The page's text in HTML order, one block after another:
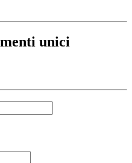
unici